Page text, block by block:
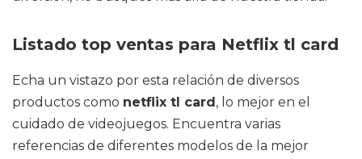
Listado top ventas para Netflix tl card
Echa un vistazo por esta relación de diversos
productos como netflix tl card, lo mejor en el
cuidado de videojuegos. Encuentra varias
referencias de diferentes modelos de la mejor